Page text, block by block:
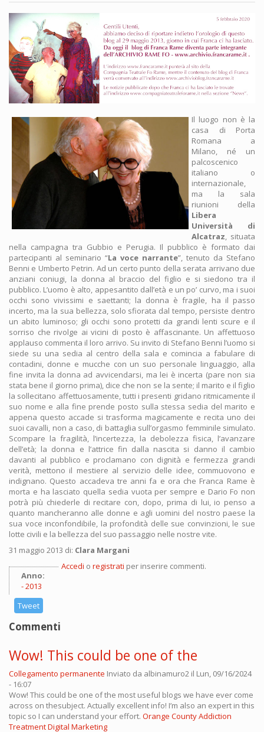
Il luogo non è la
casa di Porta
Romana a
Milano, né un
palcoscenico
italiano o
internazionale,
ma la sala
riunioni della
Libera
Università di
Alcatraz, situata
nella campagna tra Gubbio e Perugia. Il pubblico è formato dai
partecipanti al seminario “La voce narrante”, tenuto da Stefano
Benni e Umberto Petrin. Ad un certo punto della serata arrivano due
anziani coniugi, la donna al braccio del figlio e si siedono tra il
pubblico. L’uomo è alto, appesantito dall’età e un po’ curvo, ma i suoi
occhi sono vivissimi e saettanti; la donna è fragile, ha il passo
incerto, ma la sua bellezza, solo sfiorata dal tempo, persiste dentro
un abito luminoso; gli occhi sono protetti da grandi lenti scure e il
sorriso che rivolge ai vicini di posto è affascinante. Un affettuoso
applauso commenta il loro arrivo. Su invito di Stefano Benni l’uomo si
siede su una sedia al centro della sala e comincia a fabulare di
contadini, donne e mucche con un suo personale linguaggio, alla
fine invita la donna ad avvicendarsi, ma lei è incerta (pare non sia
stata bene il giorno prima), dice che non se la sente; il marito e il figlio
la sollecitano affettuosamente, tutti i presenti gridano ritmicamente il
suo nome e alla fine prende posto sulla stessa sedia del marito e
appena questo accade si trasforma magicamente e recita uno dei
suoi cavalli, non a caso, di battaglia sull’orgasmo femminile simulato.
Scompare la fragilità, l’incertezza, la debolezza fisica, l’avanzare
dell’età; la donna e l’attrice fin dalla nascita si danno il cambio
davanti al pubblico e proclamano con dignità e fermezza grandi
verità, mettono il mestiere al servizio delle idee, commuovono e
indignano. Questo accadeva tre anni fa e ora che Franca Rame è
morta e ha lasciato quella sedia vuota per sempre e Dario Fo non
potrà più chiederle di recitare con, dopo, prima di lui, io penso a
quanto mancheranno alle donne e agli uomini del nostro paese la
sua voce inconfondibile, la profondità delle sue convinzioni, le sue
lotte civili e la bellezza del suo passaggio nelle nostre vite.
31 maggio 2013 di: Clara Margani
Anno:
2013
Accedi o registrati per inserire commenti.
Tweet
Commenti
Wow! This could be one of the
Collegamento permanente Inviato da albinamuro2 il Lun, 09/16/2024
- 16:07
Wow! This could be one of the most useful blogs we have ever come
across on thesubject. Actually excellent info! I’m also an expert in this
topic so I can understand your effort. Orange County Addiction
Treatment Digital Marketing